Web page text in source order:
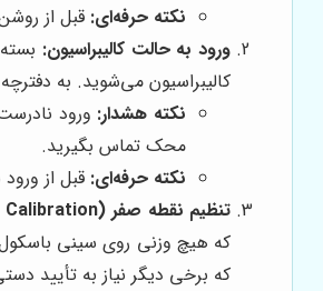
نکته حرفه‌ای: قبل از
ورود به حالت کالیبراسیون:
کالیبراسیون می‌شوید. به
نکته هشدار: ورود
محک تماس بگیرید.
نکته حرفه‌ای: قبل از
تنظیم نقطه صفر (Zero Calibration):
که هیچ وزنی روی سینی باسکول
که برخی دیگر نیاز به تأیید